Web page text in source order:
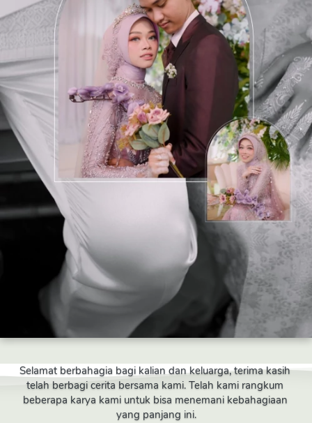
Selamat berbahagia bagi kalian dan keluarga, terima kasih
telah berbagi cerita bersama kami. Telah kami rangkum
beberapa karya kami untuk bisa menemani kebahagiaan
yang panjang ini.